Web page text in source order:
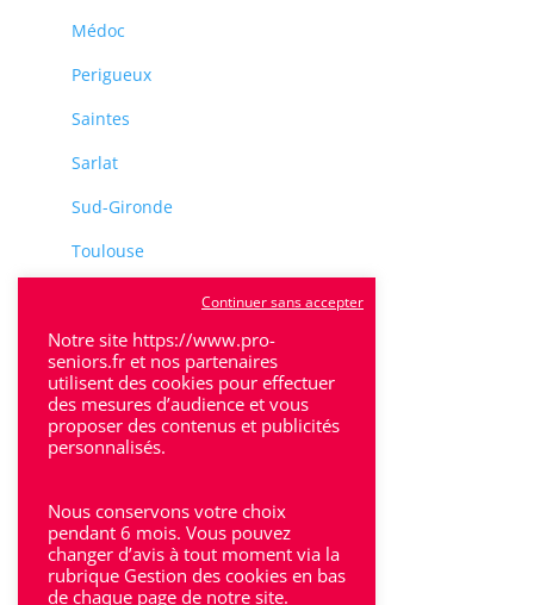
Médoc
Perigueux
Saintes
Sarlat
Sud-Gironde
Toulouse
Villeneuve-Sur-Lot
Bron
Lyon
Notre site https://www.pro-
seniors.fr et nos partenaires
utilisent des cookies pour effectuer
des mesures d’audience et vous
proposer des contenus et publicités
personnalisés.
Nous conservons votre choix
pendant 6 mois. Vous pouvez
changer d’avis à tout moment via la
rubrique Gestion des cookies en bas
de chaque page de notre site.
Continuer sans accepter